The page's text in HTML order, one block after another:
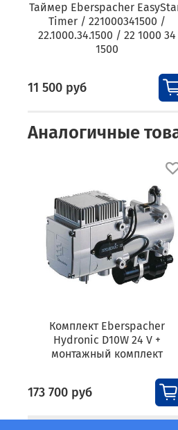
Таймер Eberspacher
Timer / 221000341500 /
22.1000.34.1500 / 22 1000 34
1500
11 500 руб
Аналогичные
Комплект Eberspacher
Hydronic D10W 24 V +
монтажный комплект
173 700 руб